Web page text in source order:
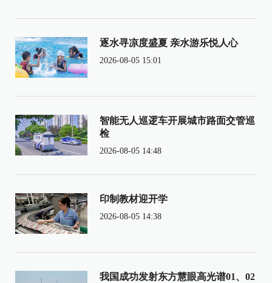
逐水寻凉度盛夏 亲水游乐悦人心
2026-08-05 15:01
智能无人巡逻车开展城市路面交管巡
检
2026-08-05 14:48
印制教材迎开学
2026-08-05 14:38
我国成功发射东方慧眼高光谱01、02